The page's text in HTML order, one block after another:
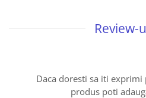
Review-
Daca doresti sa iti exprimi
produs poti